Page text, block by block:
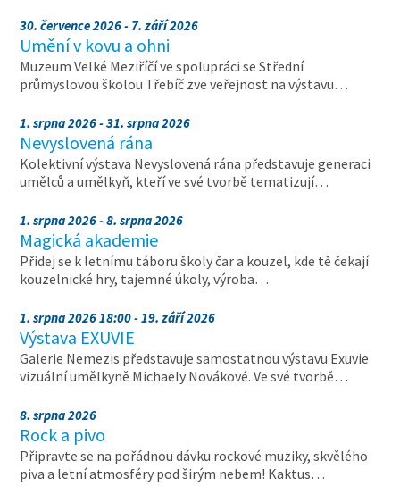
30. července 2026 - 7. září 2026
Umění v kovu a ohni
Muzeum Velké Meziříčí ve spolupráci se Střední
průmyslovou školou Třebíč zve veřejnost na výstavu…
1. srpna 2026 - 31. srpna 2026
Nevyslovená rána
Kolektivní výstava Nevyslovená rána představuje generaci
umělců a umělkyň, kteří ve své tvorbě tematizují…
1. srpna 2026 - 8. srpna 2026
Magická akademie
Přidej se k letnímu táboru školy čar a kouzel, kde tě čekají
kouzelnické hry, tajemné úkoly, výroba…
1. srpna 2026 18:00 - 19. září 2026
Výstava EXUVIE
Galerie Nemezis představuje samostatnou výstavu Exuvie
vizuální umělkyně Michaely Novákové. Ve své tvorbě…
8. srpna 2026
Rock a pivo
Připravte se na pořádnou dávku rockové muziky, skvělého
piva a letní atmosféry pod širým nebem! Kaktus…